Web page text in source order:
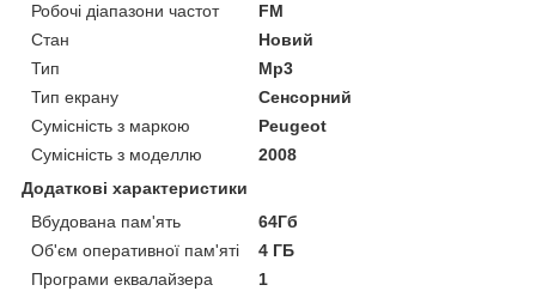
Робочі діапазони частот
FM
Стан
Новий
Тип
Mp3
Тип екрану
Сенсорний
Сумісність з маркою
Peugeot
Сумісність з моделлю
2008
Додаткові характеристики
Вбудована пам'ять
64Гб
Об'єм оперативної пам'яті
4 ГБ
Програми еквалайзера
1